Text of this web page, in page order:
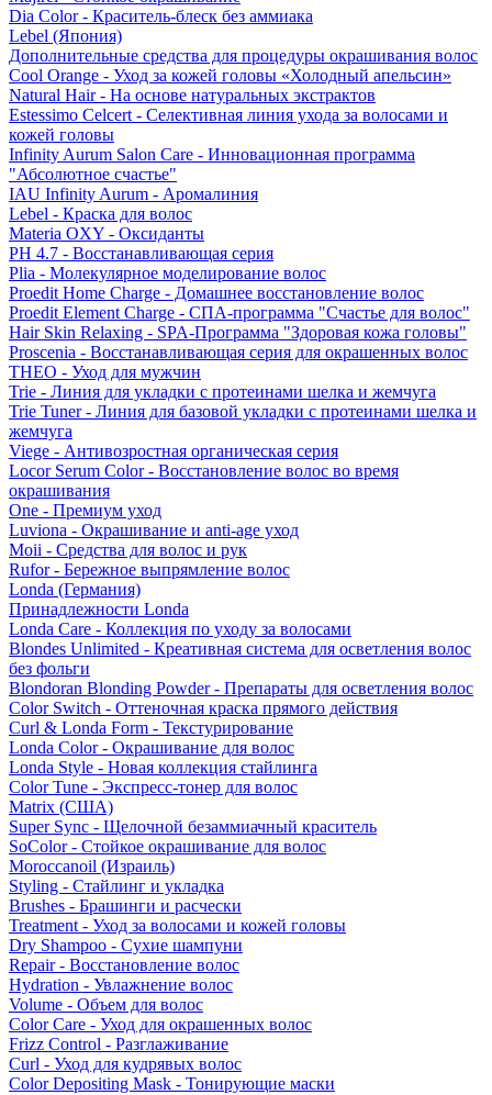
Dia Color - Краситель-блеск без аммиака
Lebel (Япония)
Дополнительные средства для процедуры окрашивания волос
Cool Orange - Уход за кожей головы «Холодный апельсин»
Natural Hair - На основе натуральных экстрактов
Estessimo Celcert - Селективная линия ухода за волосами и
кожей головы
Infinity Aurum Salon Care - Инновационная программа
"Абсолютное счастье"
IAU Infinity Aurum - Аромалиния
Lebel - Краска для волос
Materia OXY - Оксиданты
PH 4.7 - Восстанавливающая серия
Plia - Молекулярное моделирование волос
Proedit Home Charge - Домашнее восстановление волос
Proedit Element Charge - СПА-программа "Счастье для волос"
Hair Skin Relaxing - SPA-Программа "Здоровая кожа головы"
Proscenia - Восстанавливающая серия для окрашенных волос
THEO - Уход для мужчин
Trie - Линия для укладки с протеинами шелка и жемчуга
Trie Tuner - Линия для базовой укладки с протеинами шелка и
жемчуга
Viege - Антивозростная органическая серия
Locor Serum Color - Восстановление волос во время
окрашивания
One - Премиум уход
Luviona - Окрашивание и anti-age уход
Moii - Средства для волос и рук
Rufor - Бережное выпрямление волос
Londa (Германия)
Принадлежности Londa
Londa Care - Коллекция по уходу за волосами
Blondes Unlimited - Креативная система для осветления волос
без фольги
Blondoran Blonding Powder - Препараты для осветления волос
Color Switch - Оттеночная краска прямого действия
Curl & Londa Form - Текстурирование
Londa Color - Окрашивание для волос
Londa Style - Новая коллекция стайлинга
Color Tune - Экспресс-тонер для волос
Matrix (США)
Super Sync - Щелочной безаммиачный краситель
SoColor - Стойкое окрашивание для волос
Moroccanoil (Израиль)
Styling - Стайлинг и укладка
Brushes - Брашинги и расчески
Treatment - Уход за волосами и кожей головы
Dry Shampoo - Сухие шампуни
Repair - Восстановление волос
Hydration - Увлажнение волос
Volume - Объем для волос
Color Care - Уход для окрашенных волос
Frizz Control - Разглаживание
Curl - Уход для кудрявых волос
Color Depositing Mask - Тонирующие маски